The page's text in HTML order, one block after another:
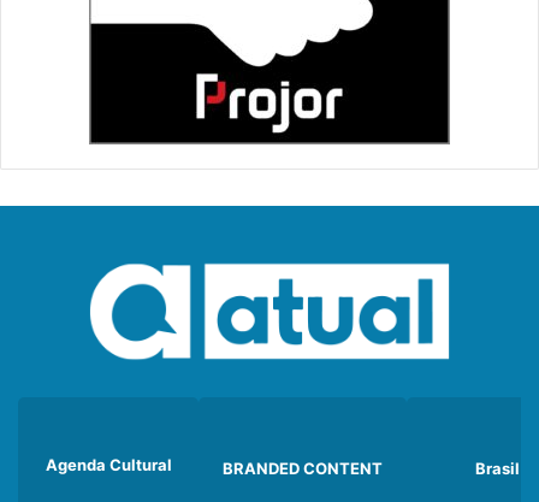
Agenda Cultural BRANDED CONTENT Brasil